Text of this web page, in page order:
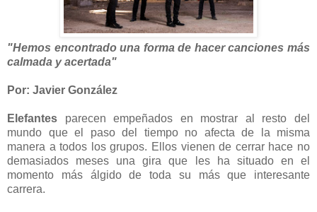
"Hemos encontrado una forma de hacer canciones más
calmada y acertada"
Por: Javier González
Elefantes parecen empeñados en mostrar al resto del
mundo que el paso del tiempo no afecta de la misma
manera a todos los grupos. Ellos vienen de cerrar hace no
demasiados meses una gira que les ha situado en el
momento más álgido de toda su más que interesante
carrera.